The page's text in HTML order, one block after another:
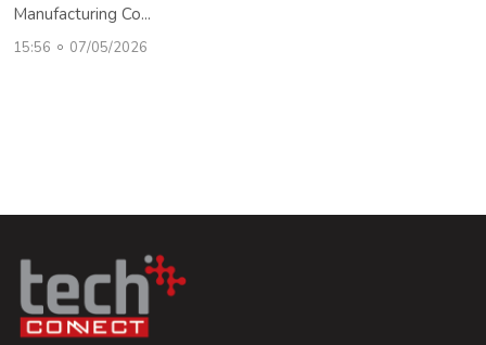
Manufacturing Co...
15:56 07/05/2026